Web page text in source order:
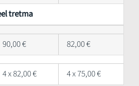
tretma
90,00 € 82,00 €
4 x 82,00 € 4 x 75,00 €